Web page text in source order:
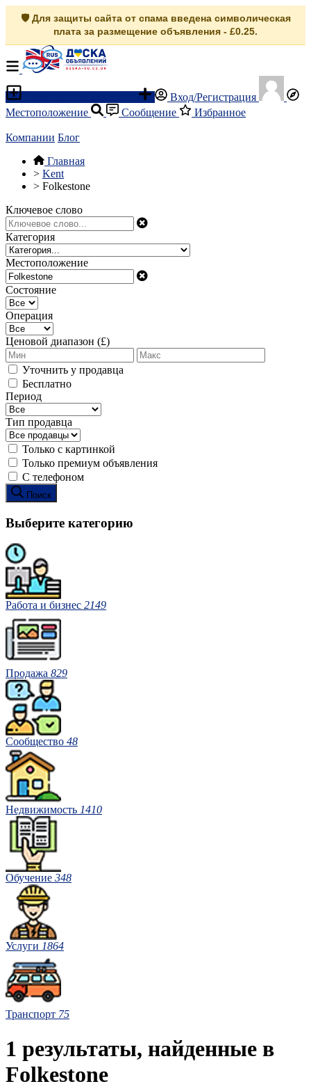
🛡️ Для защиты сайта от спама введена символическая
плата за размещение объявления - £0.25.
Вход/Регистрация
Местоположение
Сообщение Избранное
Компании Блог
Главная
> Kent
> Folkestone
Ключевое слово
Категория
Местоположение
Состояние
Операция
Ценовой диапазон (£)
Уточнить у продавца
Бесплатно
Период
Тип продавца
Только с картинкой
Только премиум объявления
С телефоном
Поиск
Выберите категорию
Работа и бизнес 2149
Продажа 829
Сообщество 48
Недвижимость 1410
Обучение 348
Услуги 1864
Транспорт 75
1 результаты, найденные в
Folkestone